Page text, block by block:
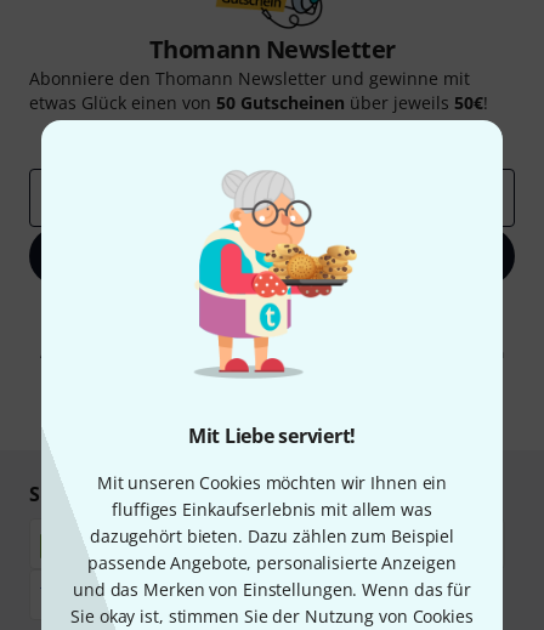
Mit Liebe serviert!
Mit unseren Cookies möchten wir Ihnen ein
fluffiges Einkaufserlebnis mit allem was
dazugehört bieten. Dazu zählen zum Beispiel
passende Angebote, personalisierte Anzeigen
und das Merken von Einstellungen. Wenn das für
Sie okay ist, stimmen Sie der Nutzung von Cookies
Thomann Newsletter
Abonniere den Thomann Newsletter und gewinne mit
etwas Glück einen von 50 Gutscheinen über jeweils 50€!
Thomann Insights
Jetzt anmelden
Mit Klick auf „Jetzt anmelden“ stimmen Sie dem Erhalt von E-Mail-
Werbung und einer Messung des E-Mail-Nutzungsverhaltens zu. Die
Abmeldung ist jederzeit möglich. Weitere Informationen finden Sie in
unserenDatenschutzhinweisen
Sicher einkaufen & bezahlen